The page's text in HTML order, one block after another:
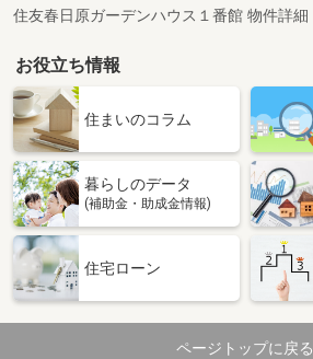
住友春日原ガーデンハウス１番館 物件詳細
お役立ち情報
住まいのコラム
暮らしのデータ
(補助金・助成金情報)
住宅ローン
ページトップに戻る